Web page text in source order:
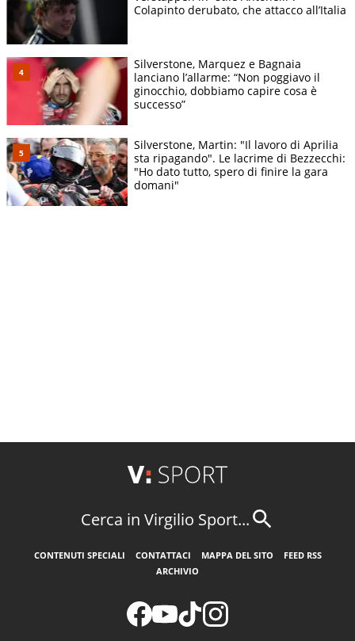
Colapinto derubato, che attacco all’Italia
Silverstone, Marquez e Bagnaia
lanciano l’allarme: “Non poggiavo il
ginocchio, dobbiamo capire cosa è
successo”
Silverstone, Martin: "Il lavoro di Aprilia
sta ripagando". Le lacrime di Bezzecchi:
"Ho dato tutto, spero di finire la gara
domani"
Cerca in Virgilio Sport...
CONTENUTI SPECIALI CONTATTACI MAPPA DEL SITO
FEED RSS
ARCHIVIO